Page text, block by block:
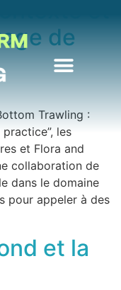
de
Trawling :
les
et Flora and
collaboration de
dans le domaine
pour appeler à des
et la